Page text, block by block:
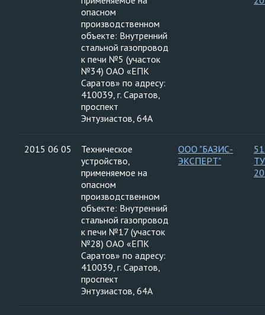
опасном
производственном
объекте: Внутренний
стальной газопровод
к печи №5 (участок
№34) ОАО «ЕПК
Саратов» по адресу:
410039, г. Саратов,
проспект
Энтузиастов, 64А
2015 06 05
Техническое
устройство,
применяемое на
опасном
производственном
объекте: Внутренний
стальной газопровод
к печи №17 (участок
№28) ОАО «ЕПК
Саратов» по адресу:
410039, г. Саратов,
проспект
Энтузиастов, 64А
ООО "БАЗИС-
ЭКСПЕРТ"